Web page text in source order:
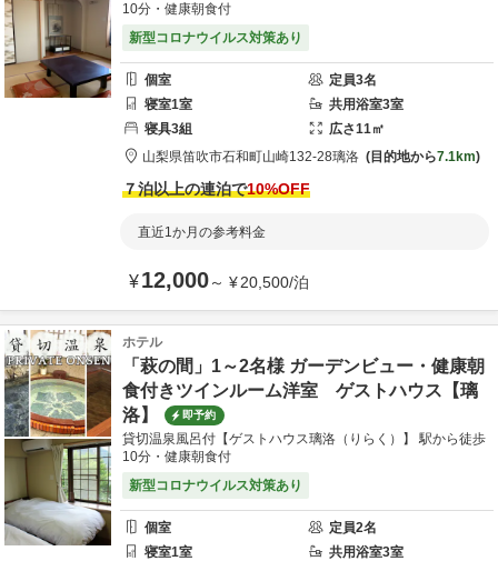
10分・健康朝食付
新型コロナウイルス対策あり
個室 定員3名
寝室1室 共用浴室3室
寝具3組 広さ11㎡
山梨県笛吹市石和町山崎132-28璃洛 目的地から7.1km
７泊以上の連泊で10%OFF
直近1か月の参考料金
¥12,000～ ¥20,500/泊
ホテル
「萩の間」1～2名様 ガーデンビュー・健康朝
食付きツインルーム洋室 ゲストハウス【璃
洛】
即予約
貸切温泉風呂付【ゲストハウス璃洛（りらく）】 駅から徒歩
10分・健康朝食付
新型コロナウイルス対策あり
個室 定員2名
寝室1室 共用浴室3室